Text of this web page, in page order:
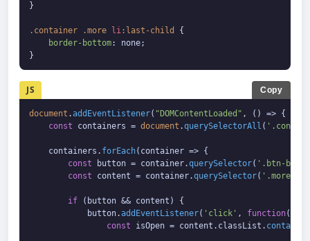
}
.container .more li:last-child
{
border-bottom: none;
}
JS Copy
document .addEventListener( "DOMContentLoaded" , () => {
const containers = document .querySelectorAll (
    containers.
forEach( container => {
const button = container.querySelector( '.btn-box
const content = container.querySelector( '.more'
if (button && content) {
            button.
addEventListener( 'click' , function(
const isOpen = content. classList . contains